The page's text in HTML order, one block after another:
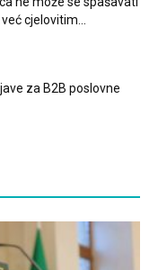
cjelovitim...
za B2B poslovne